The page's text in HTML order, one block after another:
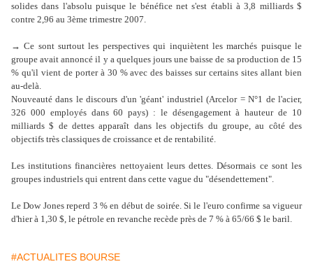
solides dans l'absolu puisque le bénéfice net s'est établi à 3,8 milliards $
contre 2,96 au 3ème trimestre 2007.
→ Ce sont surtout les perspectives qui inquiètent les marchés puisque le
groupe avait annoncé il y a quelques jours une baisse de sa production de 15
% qu'il vient de porter à 30 % avec des baisses sur certains sites allant bien
au-delà.
Nouveauté dans le discours d'un 'géant' industriel (Arcelor = N°1 de l'acier,
326 000 employés dans 60 pays) : le désengagement à hauteur de 10
milliards $ de dettes apparaît dans les objectifs du groupe, au côté des
objectifs très classiques de croissance et de rentabilité.
Les institutions financières nettoyaient leurs dettes. Désormais ce sont les
groupes industriels qui entrent dans cette vague du "désendettement".
Le Dow Jones reperd 3 % en début de soirée. Si le l'euro confirme sa vigueur
d'hier à 1,30 $, le pétrole en revanche recède près de 7 % à 65/66 $ le baril.
#ACTUALITES BOURSE